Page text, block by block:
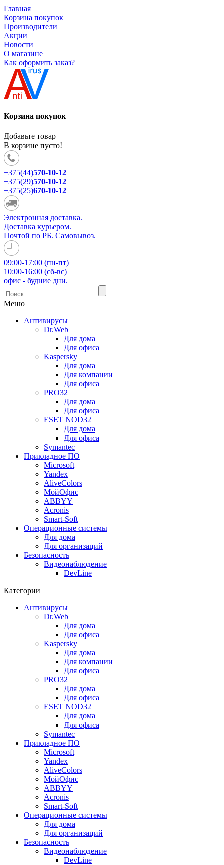
Главная
Корзина покупок
Производители
Акции
Новости
О магазине
Как оформить заказ?
Корзина покупок
Добавьте товар
В корзине пусто!
+375(44)570-10-12
+375(29)570-10-12
+375(25)670-10-12
Электронная доставка.
Доставка курьером.
Почтой по РБ. Самовывоз.
09:00-17:00 (пн-пт)
10:00-16:00 (сб-вс)
офис - будние дни.
Меню
Антивирусы
Dr.Web
Для дома
Для офиса
Kaspersky
Для дома
Для компании
Для офиса
PRO32
Для дома
Для офиса
ESET NOD32
Для дома
Для офиса
Symantec
Прикладное ПО
Microsoft
Yandex
AliveColors
МойОфис
ABBYY
Acronis
Smart-Soft
Операционные системы
Для дома
Для организаций
Безопасность
Видеонаблюдение
DevLine
Категории
Антивирусы
Dr.Web
Для дома
Для офиса
Kaspersky
Для дома
Для компании
Для офиса
PRO32
Для дома
Для офиса
ESET NOD32
Для дома
Для офиса
Symantec
Прикладное ПО
Microsoft
Yandex
AliveColors
МойОфис
ABBYY
Acronis
Smart-Soft
Операционные системы
Для дома
Для организаций
Безопасность
Видеонаблюдение
DevLine